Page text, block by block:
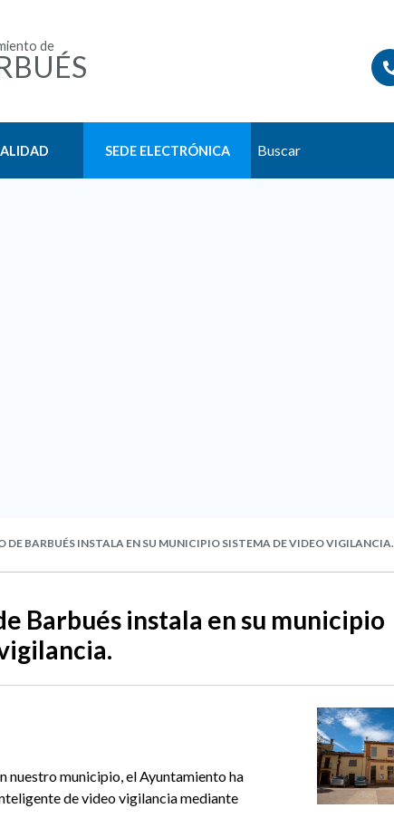
de
SEDE ELECTRÓNICA
DE BARBUÉS INSTALA EN SU MUNICIPIO SISTEMA DE VIDEO VIGILANCIA.
Barbués instala en su municipio
nuestro municipio, el Ayuntamiento ha
de video vigilancia mediante